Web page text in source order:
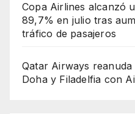
Copa Airlines alcanzó
89,7% en julio tras
tráfico de pasajeros
Qatar Airways
Doha y Filadelfia con